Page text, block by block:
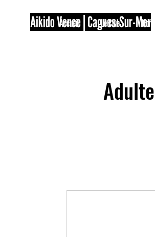
Aikido Vence | Cagnes-Sur-Mer
Accueil Le Club